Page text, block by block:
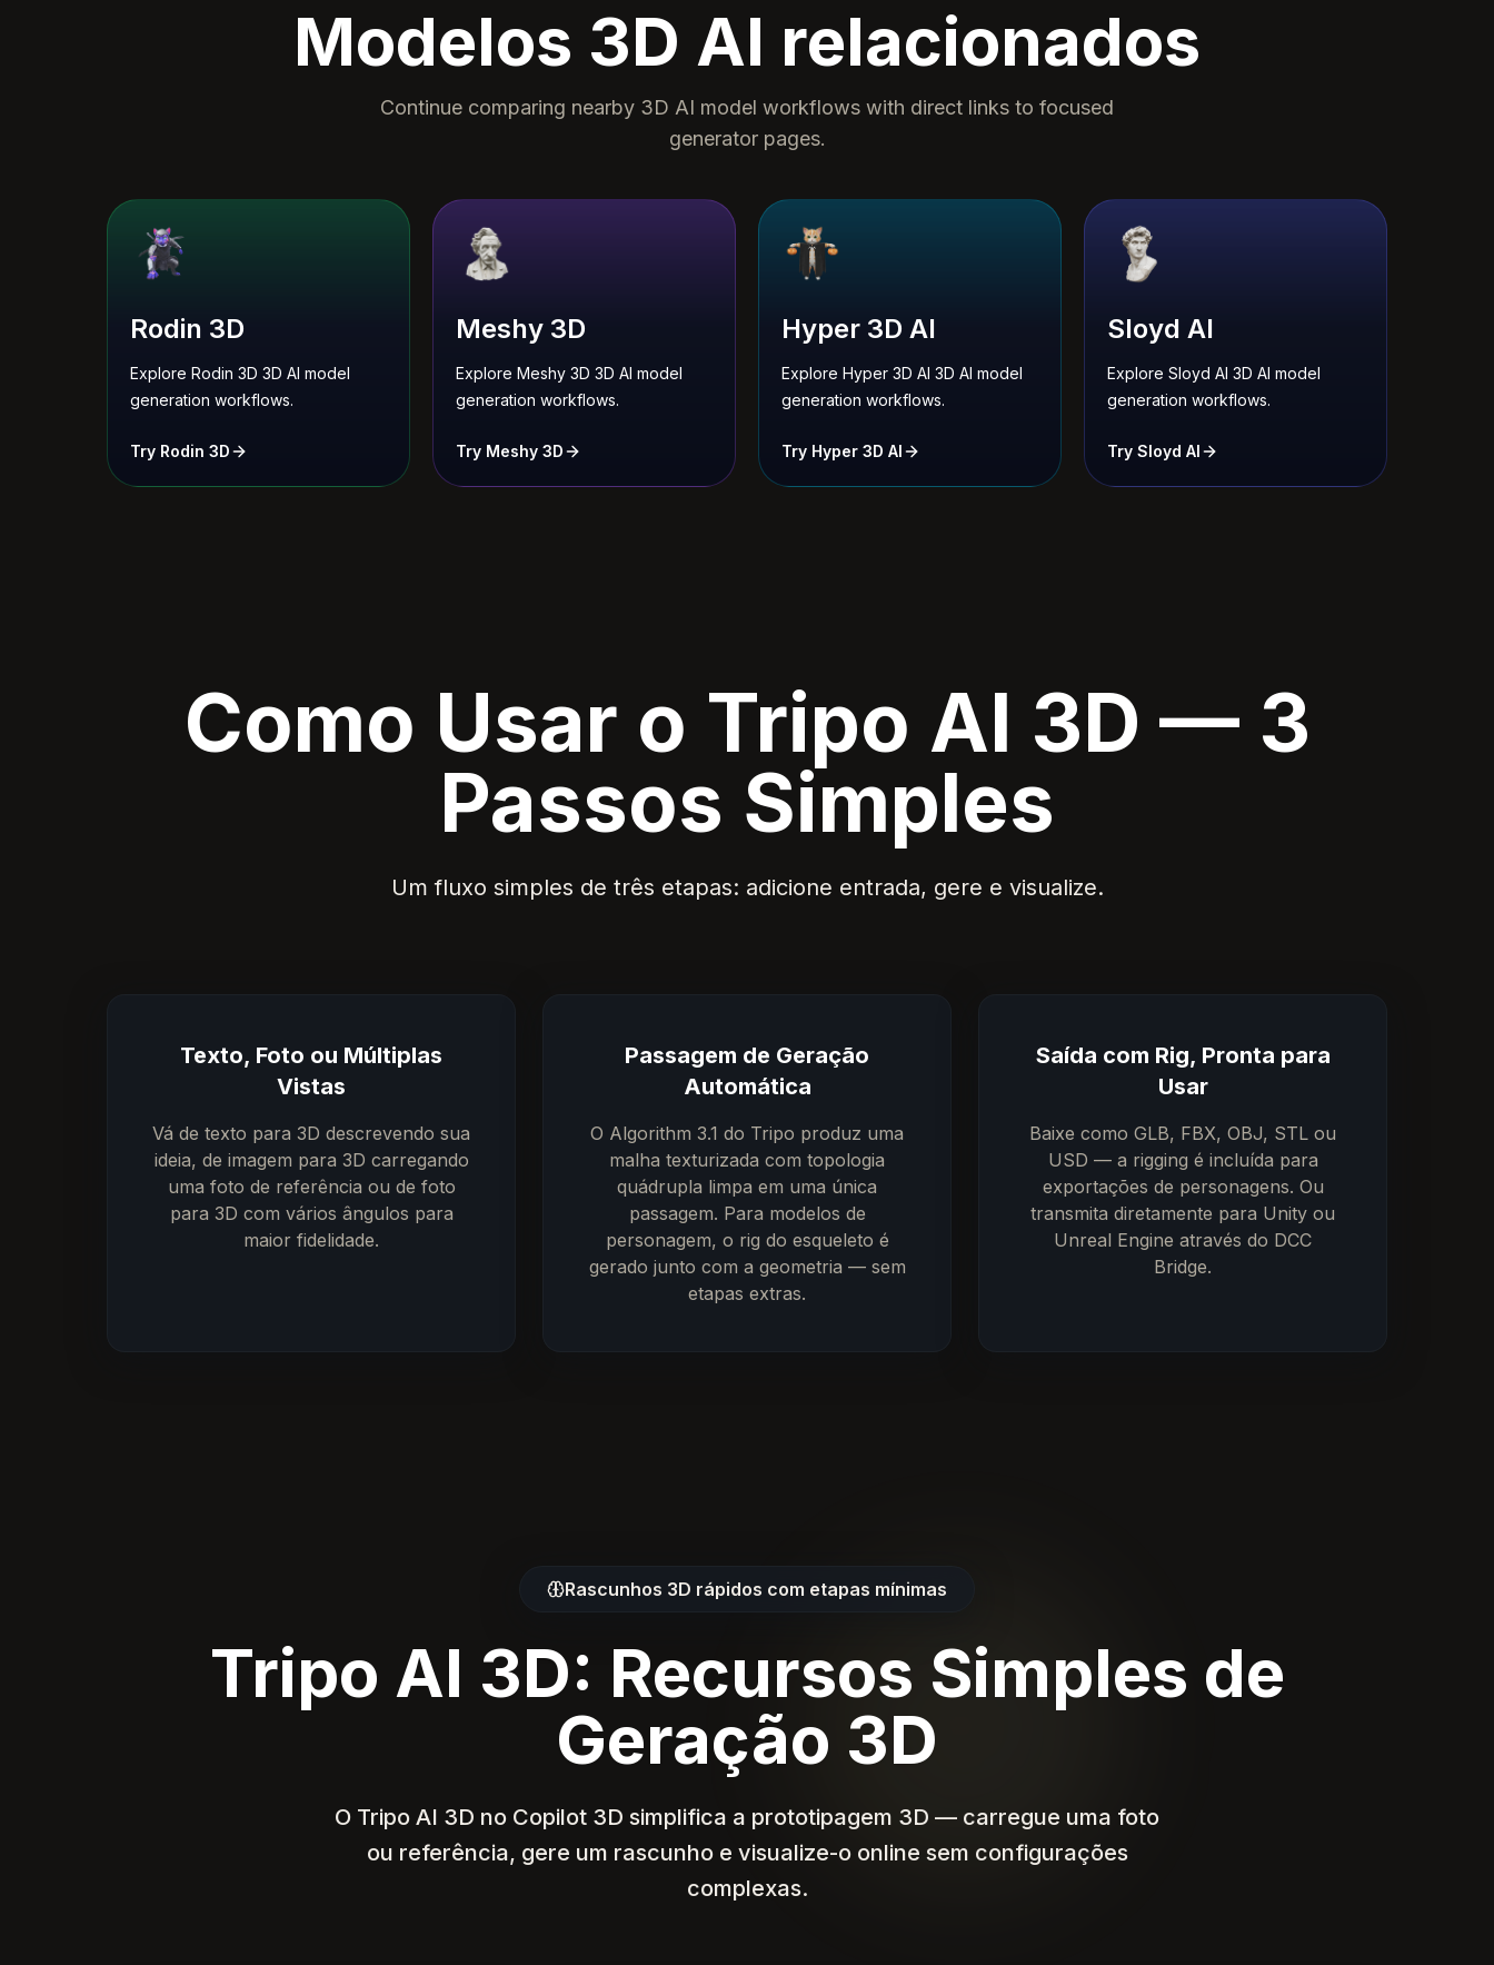
Modelos 3D AI relacionados
Continue comparing nearby 3D AI model workflows with direct links to focused
generator pages.
Rodin 3D
Explore Rodin 3D 3D AI model
generation workflows.
Try Rodin 3D
Meshy 3D
Explore Meshy 3D 3D AI model
generation workflows.
Try Meshy 3D
Hyper 3D AI
Explore Hyper 3D AI 3D AI model
generation workflows.
Try Hyper 3D AI
Sloyd AI
Explore Sloyd AI 3D AI model
generation workflows.
Try Sloyd AI
Como Usar o Tripo AI 3D — 3
Passos Simples
Um fluxo simples de três etapas: adicione entrada, gere e visualize.
Texto, Foto ou Múltiplas
Vistas
Vá de texto para 3D descrevendo sua
ideia, de imagem para 3D carregando
uma foto de referência ou de foto
para 3D com vários ângulos para
maior fidelidade.
Passagem de Geração
Automática
O Algorithm 3.1 do Tripo produz uma
malha texturizada com topologia
quádrupla limpa em uma única
passagem. Para modelos de
personagem, o rig do esqueleto é
gerado junto com a geometria — sem
etapas extras.
Saída com Rig, Pronta para
Usar
Baixe como GLB, FBX, OBJ, STL ou
USD — a rigging é incluída para
exportações de personagens. Ou
transmita diretamente para Unity ou
Unreal Engine através do DCC
Bridge.
Rascunhos 3D rápidos com etapas mínimas
Tripo AI 3D: Recursos Simples de
Geração 3D
O Tripo AI 3D no Copilot 3D simplifica a prototipagem 3D — carregue uma foto
ou referência, gere um rascunho e visualize-o online sem configurações
complexas.